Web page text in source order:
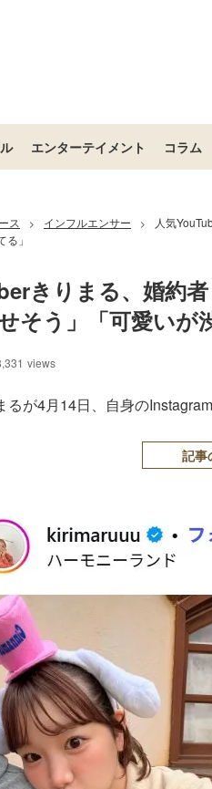
エンターテイメント コラム
ス > インフルエンサー >
人気
」
きりまる、婚約
そう」「可愛いが
views
るが4月14日、自身の
記事